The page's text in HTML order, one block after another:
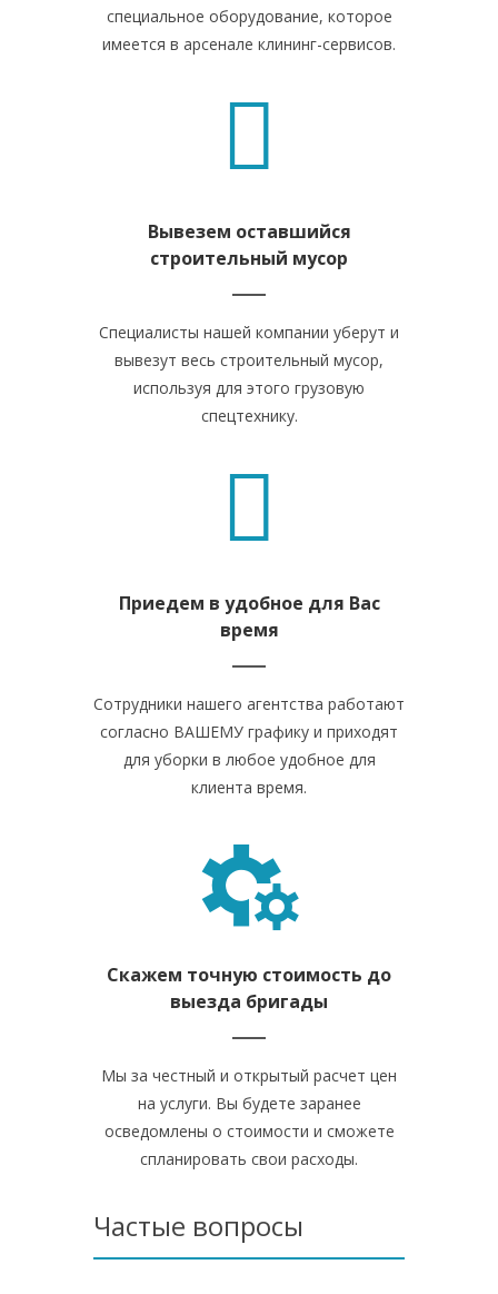
специальное оборудование, которое
имеется в арсенале клининг-сервисов.
Вывезем оставшийся
строительный мусор
Специалисты нашей компании уберут и
вывезут весь строительный мусор,
используя для этого грузовую
спецтехнику.
Приедем в удобное для Вас
время
Сотрудники нашего агентства работают
согласно ВАШЕМУ графику и приходят
для уборки в любое удобное для
клиента время.
Скажем точную стоимость до
выезда бригады
Мы за честный и открытый расчет цен
на услуги. Вы будете заранее
осведомлены о стоимости и сможете
спланировать свои расходы.
Частые вопросы